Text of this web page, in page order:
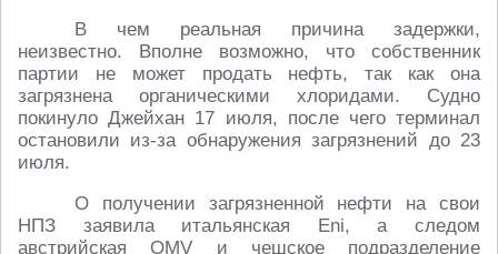
В чем реальная причина задержки,
неизвестно. Вполне возможно, что собственник
партии не может продать нефть, так как она
загрязнена органическими хлоридами. Судно
покинуло Джейхан 17 июля, после чего терминал
остановили из-за обнаружения загрязнений до 23
июля.
О получении загрязненной нефти на свои
НПЗ заявила итальянская Eni, а следом
австрийская OMV и чешское подразделение